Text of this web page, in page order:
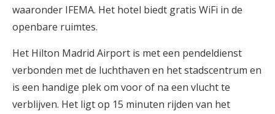
waaronder IFEMA. Het hotel biedt gratis WiFi in de
openbare ruimtes.
Het Hilton Madrid Airport is met een pendeldienst
verbonden met de luchthaven en het stadscentrum en
is een handige plek om voor of na een vlucht te
verblijven. Het ligt op 15 minuten rijden van het